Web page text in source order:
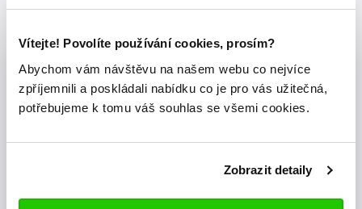
Vítejte! Povolíte používání cookies, prosím?
Abychom vám návštěvu na našem webu co nejvíce
zpříjemnili a poskládali nabídku co je pro vás užitečná,
potřebujeme k tomu váš souhlas se všemi cookies.
Zobrazit detaily